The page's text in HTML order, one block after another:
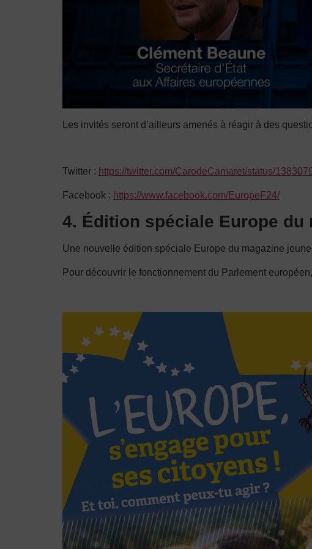
Les invités seront d’ailleurs amenés à réagir à des
Twitter : https://twitter.com/CarodeCamaret/status/
Facebook : https://www.facebook.com/EuropeF24/
4. Édition spéciale Europe du
Une nouvelle édition spéciale Europe du magazine
Pour découvrir le fonctionnement du Parlement européen,